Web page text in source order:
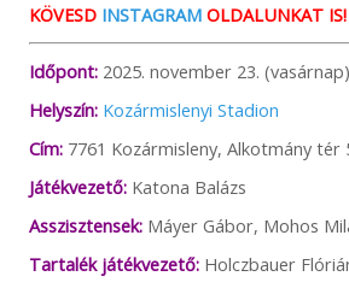
KÖVESD INSTAGRAMOLDALUNKAT IS!
Időpont:2025. november 23.
Helyszín: Kozármislenyi Stadion
Cím:7761 Kozármisleny, Alkotmány tér
Játékvezető:Katona Balázs
Asszisztensek:Máyer Gábor, Mohos
Tartalék játékvezető:Holczbauer